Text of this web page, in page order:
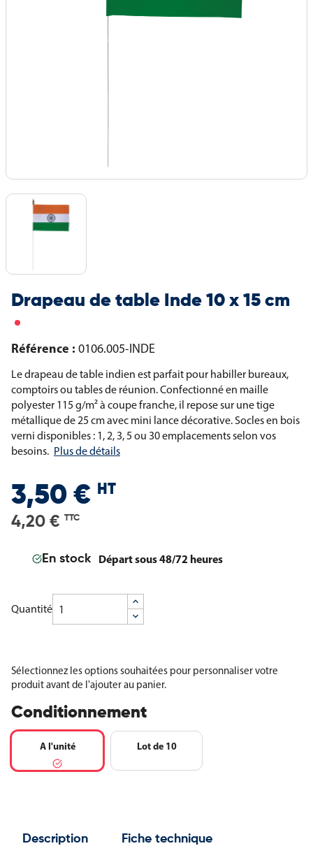
Drapeau de table Inde 10 x 15 cm
Référence : 0106.005-INDE
Le drapeau de table indien est parfait pour habiller bureaux,
comptoirs ou tables de réunion. Confectionné en maille
polyester 115 g/m² à coupe franche, il repose sur une tige
métallique de 25 cm avec mini lance décorative. Socles en bois
verni disponibles : 1, 2, 3, 5 ou 30 emplacements selon vos
besoins. Plus de détails
3,50 € HT
4,20 € TTC
En stock Départ sous 48/72 heures
Quantité
Sélectionnez les options souhaitées pour personnaliser votre
produit avant de l'ajouter au panier.
Conditionnement
A l'unité Lot de 10
Description Fiche technique